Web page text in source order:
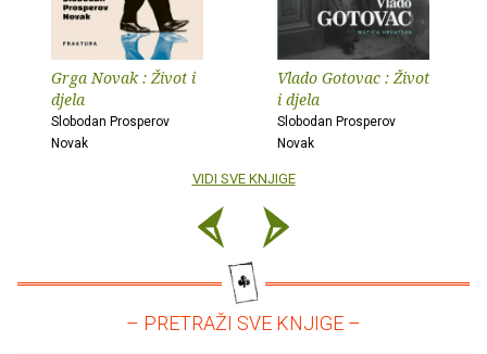
Grga Novak : Život i
djela
Slobodan Prosperov
Novak
Vlado Gotovac : Život
i djela
Slobodan Prosperov
Novak
VIDI SVE KNJIGE
– PRETRAŽI SVE KNJIGE –